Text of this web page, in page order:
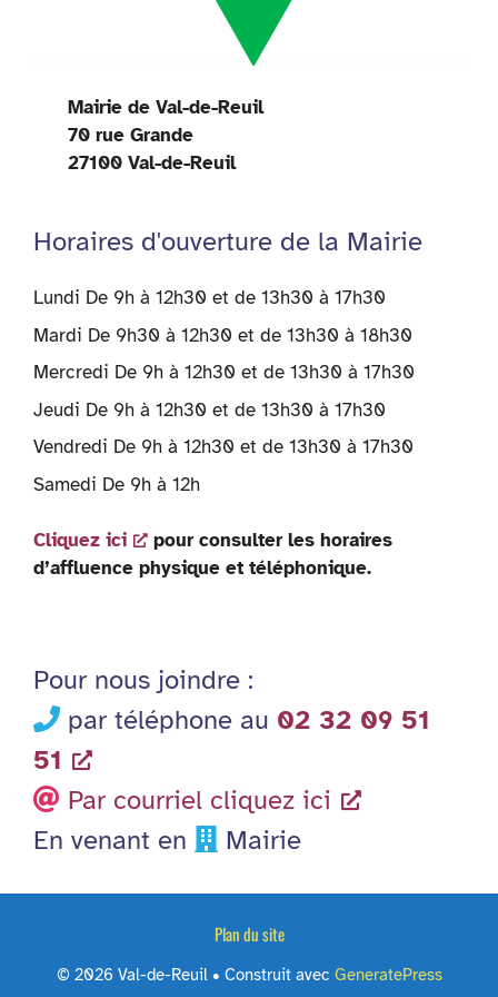
Mairie de Val-de-Reuil
70 rue Grande
27100 Val-de-Reuil
Horaires d'ouverture de la Mairie
Lundi De 9h à 12h30 et de 13h30 à 17h30
Mardi De 9h30 à 12h30 et de 13h30 à 18h30
Mercredi De 9h à 12h30 et de 13h30 à 17h30
Jeudi De 9h à 12h30 et de 13h30 à 17h30
Vendredi De 9h à 12h30 et de 13h30 à 17h30
Samedi De 9h à 12h
Cliquez ici
pour consulter les horaires
d’affluence physique et téléphonique.
Pour nous joindre :
par téléphone au 02 32 09 51
51
Par courriel cliquez ici
En venant en
Mairie
Plan du site
© 2026 Val-de-Reuil • Construit avec GeneratePress